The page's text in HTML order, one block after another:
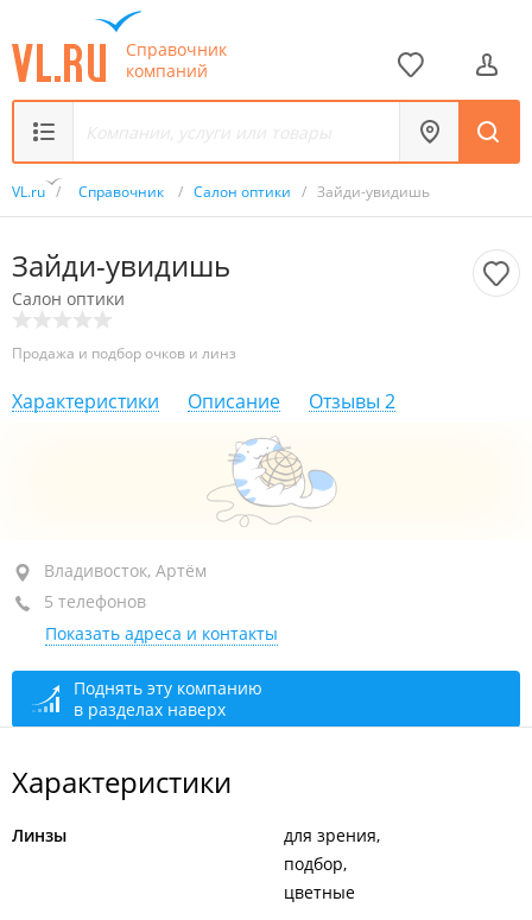
Справочник
компаний
VL.ru / Справочник / Салон оптики / Зайди-увидишь
Зайди-увидишь
Салон оптики
Продажа и подбор очков и линз
Характеристики Описание Отзывы 2
район "Трудовое", ул. Лермонтова, 77Б
ТЦ "Андромеда"
+7 924 136-02-05
открыто: 10:00–18:00
Владивосток, Артём
5 телефонов
Показать адреса и контакты
Поднять эту компанию
в разделах наверх
Характеристики
Линзы
для зрения
подбор
цветные